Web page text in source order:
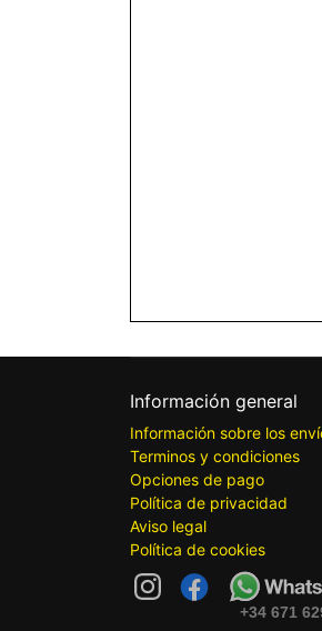
Información general
Información sobre los
Terminos y condiciones
Opciones de pago
Política de privacidad
Aviso legal
Política de cookies
+34 671